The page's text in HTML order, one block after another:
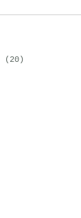
(20)